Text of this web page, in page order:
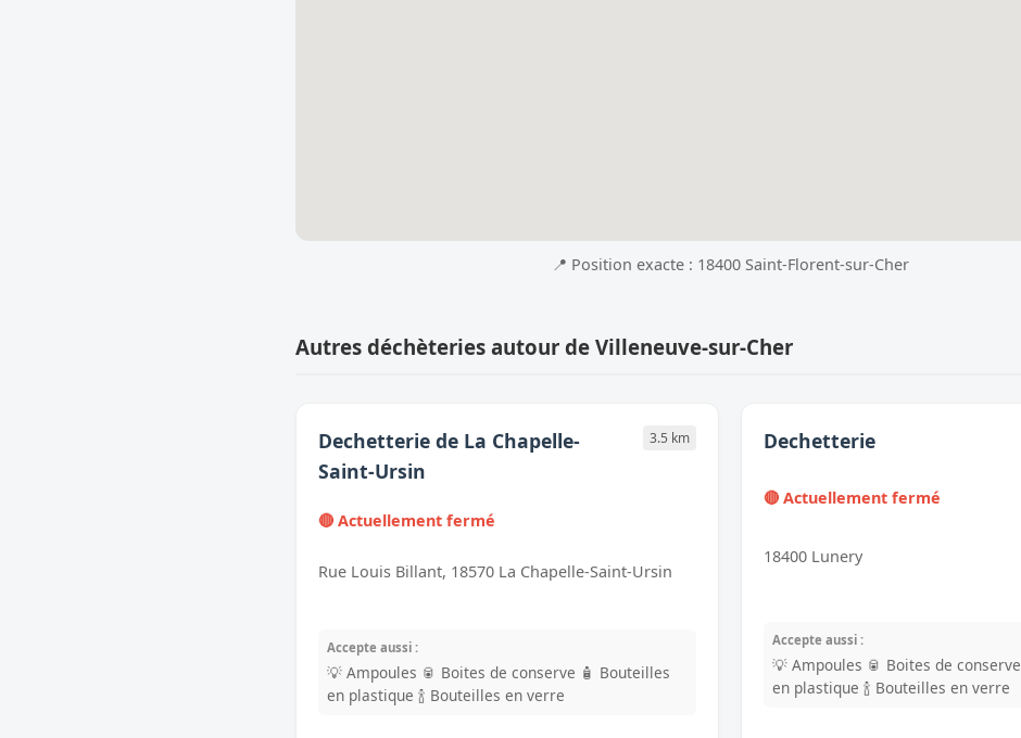
📍 Position exacte : 18400 Saint-Florent-sur-Cher
Autres déchèteries autour de Villeneuve-sur-Cher
Dechetterie de La Chapelle-
Saint-Ursin
3.5 km
🔴 Actuellement fermé
Rue Louis Billant, 18570 La Chapelle-Saint-Ursin
Accepte aussi :
💡 Ampoules 🥫 Boites de conserve 🧴 Bouteilles
en plastique 🍾 Bouteilles en verre
Dechetterie
🔴 Actuellement fermé
18400 Lunery
Accepte aussi :
💡 Ampoules 🥫 Boites de conserve
en plastique 🍾 Bouteilles en verre